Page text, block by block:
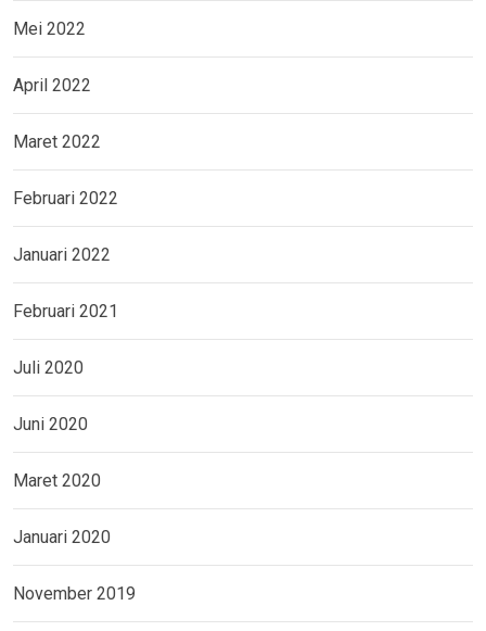
Mei 2022
April 2022
Maret 2022
Februari 2022
Januari 2022
Februari 2021
Juli 2020
Juni 2020
Maret 2020
Januari 2020
November 2019